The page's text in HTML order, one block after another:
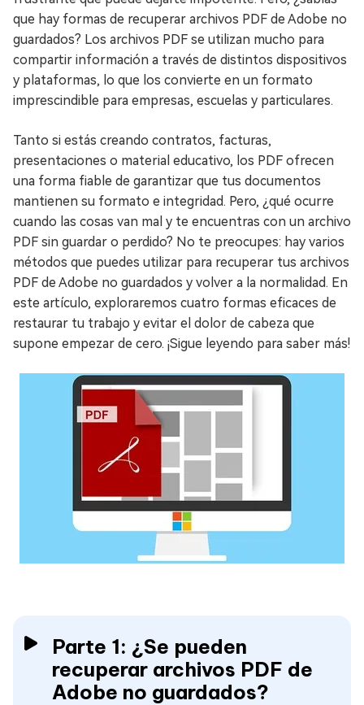
que hay formas de recuperar archivos PDF de Adobe no
guardados? Los archivos PDF se utilizan mucho para
compartir información a través de distintos dispositivos
y plataformas, lo que los convierte en un formato
imprescindible para empresas, escuelas y particulares.
Tanto si estás creando contratos, facturas,
presentaciones o material educativo, los PDF ofrecen
una forma fiable de garantizar que tus documentos
mantienen su formato e integridad. Pero, ¿qué ocurre
cuando las cosas van mal y te encuentras con un archivo
PDF sin guardar o perdido? No te preocupes: hay varios
métodos que puedes utilizar para recuperar tus archivos
PDF de Adobe no guardados y volver a la normalidad. En
este artículo, exploraremos cuatro formas eficaces de
restaurar tu trabajo y evitar el dolor de cabeza que
supone empezar de cero. ¡Sigue leyendo para saber más!
Parte 1: ¿Se pueden
recuperar archivos PDF de
Adobe no guardados?